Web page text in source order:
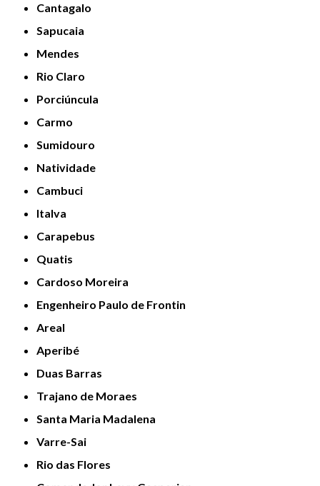
Cantagalo
Sapucaia
Mendes
Rio Claro
Porciúncula
Carmo
Sumidouro
Natividade
Cambuci
Italva
Carapebus
Quatis
Cardoso Moreira
Engenheiro Paulo de Frontin
Areal
Aperibé
Duas Barras
Trajano de Moraes
Santa Maria Madalena
Varre-Sai
Rio das Flores